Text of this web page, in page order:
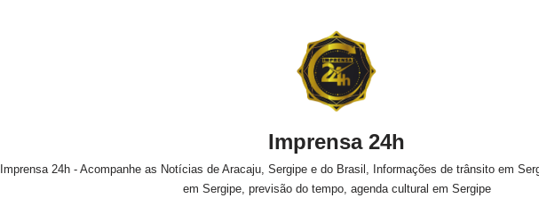
Imprensa 24h
Imprensa 24h - Acompanhe as Notícias de Aracaju, Sergipe e do Brasil, Informações de trânsito em
em Sergipe, previsão do tempo, agenda cultural em Sergipe